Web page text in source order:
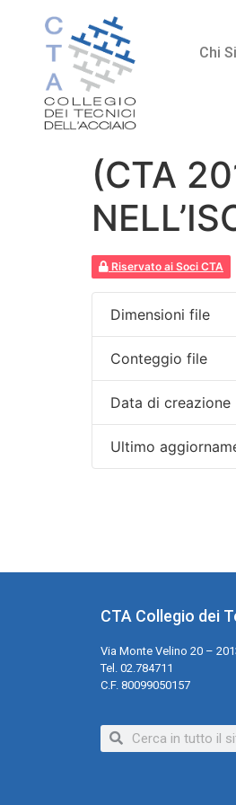
Chi
(CTA
Riservato ai Soci CTA
Dimensioni file
Conteggio file
Data di creazione
Ultimo
CTA Collegio dei
Via Monte Velino 20 –
Tel. 02.784711
C.F. 80099050157